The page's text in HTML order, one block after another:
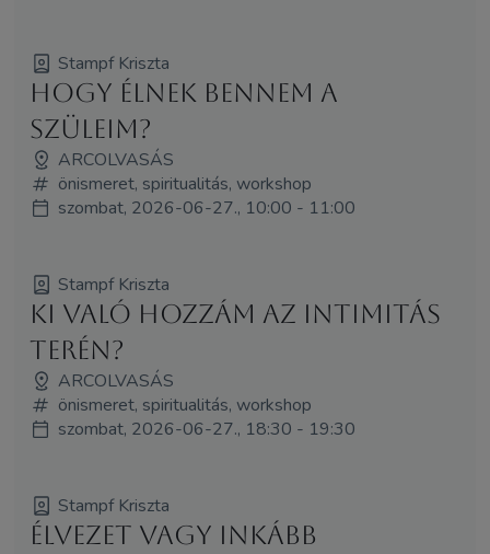
Stampf Kriszta
Hogy élnek bennem a
szüleim?
ARCOLVASÁS
önismeret, spiritualitás, workshop
szombat, 2026-06-27., 10:00 - 11:00
Stampf Kriszta
Ki való hozzám az intimitás
terén?
ARCOLVASÁS
önismeret, spiritualitás, workshop
szombat, 2026-06-27., 18:30 - 19:30
Stampf Kriszta
Élvezet vagy inkább